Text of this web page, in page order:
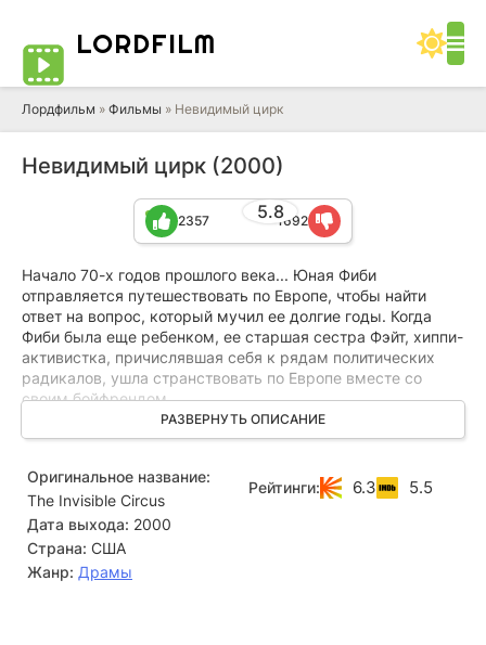
LORDFILM
Лордфильм » Фильмы » Невидимый цирк
Невидимый цирк (2000)
5.8
2357 1692
Начало 70-х годов прошлого века... Юная Фиби
отправляется путешествовать по Европе, чтобы найти
ответ на вопрос, который мучил ее долгие годы. Когда
Фиби была еще ребенком, ее старшая сестра Фэйт, хиппи-
активистка, причислявшая себя к рядам политических
радикалов, ушла странствовать по Европе вместе со
своим бойфрендом.
А год спустя из Португалии пришло известие о
что заставило всегда веселую и жизнерадостную Фэйт
наложить на себя руки. И теперь решила выяснить это,
пройдя путь своей сестры от начала до конца...
РАЗВЕРНУТЬ ОПИСАНИЕ
Оригинальное название:
The Invisible Circus
Дата выхода: 2000
Страна: США
Жанр: Драмы
Рейтинги: 6.3 5.5